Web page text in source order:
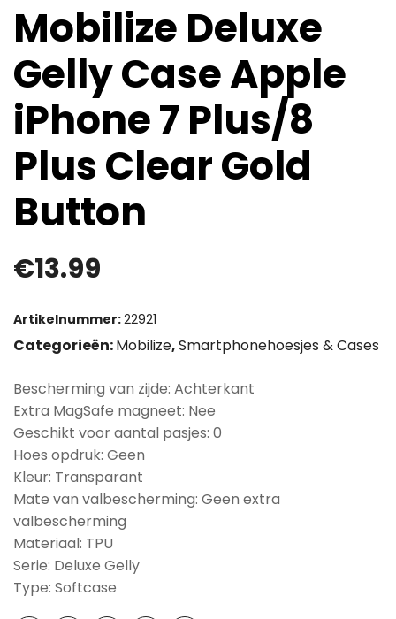
Mobilize Deluxe
Gelly Case Apple
iPhone 7 Plus/8
Plus Clear Gold
Button
€13.99
Artikelnummer:22921
Categorieën:Mobilize,Smartphonehoesjes & Cases
Bescherming van zijde: Achterkant
Extra MagSafe magneet: Nee
Geschikt voor aantal pasjes: 0
Hoes opdruk: Geen
Kleur: Transparant
Mate van valbescherming: Geen extra
valbescherming
Materiaal: TPU
Serie: Deluxe Gelly
Type: Softcase